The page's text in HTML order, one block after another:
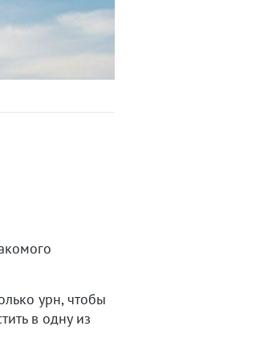
урн, чтобы
в одну из